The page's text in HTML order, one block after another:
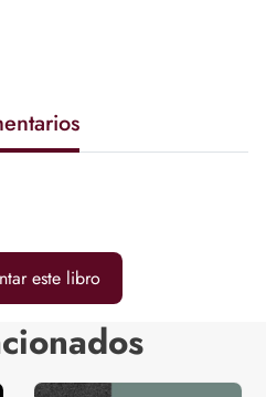
este libro